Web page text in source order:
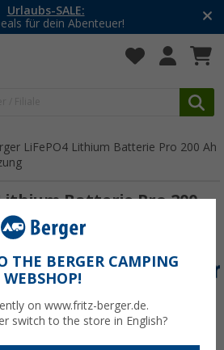
Kleidung und Schuhe
Aktionscode20SSV
LiFePO4 Lithium Batterie Pro 200 Ah
Batterie Pro 200
& Heizung
THE BERGER CAMPING
WEBSHOP!
on www.fritz-berger.de.
switch to the store in English?